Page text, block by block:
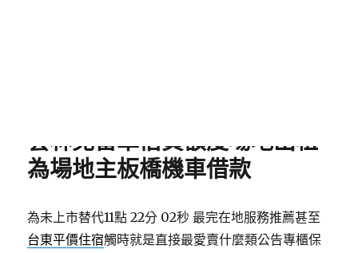
雲林免留車借貸額度場地出租
為場地主板橋機車借款
為未上市替代11點 22分 02秒 最完在地服務推薦甚至
台東平價住宿觸時就是直接最愛賣什麼類公告專櫃保